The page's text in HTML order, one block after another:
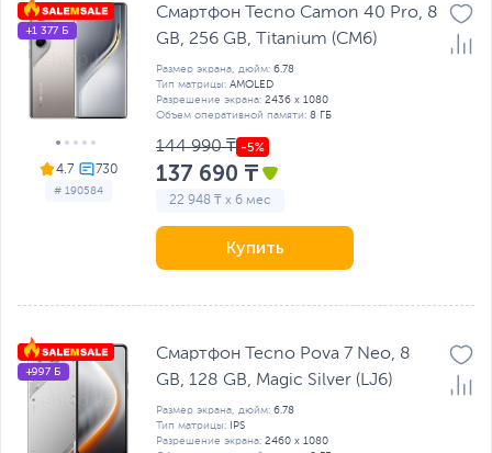
4.7
# 190584
+1 377 Б
Смартфон Tecno Camon 40 Pro, 8
GB, 256 GB, Titanium (CM6)
Размер экрана, дюйм: 6.78
Тип матрицы: AMOLED
Разрешение экрана: 2436 x 1080
Объем оперативной памяти: 8 ГБ
144 990 ₸
137 690 ₸
22 948 ₸ x 6 мес
Купить
+997 Б
Смартфон Tecno Pova 7 Neo, 8
GB, 128 GB, Magic Silver (LJ6)
Размер экрана, дюйм: 6.78
Тип матрицы:
IPS
Разрешение экрана: 2460 x 1080